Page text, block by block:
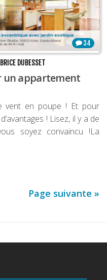
34
DUBESSET
un appartement
vent en poupe ! Et pour
! Lisez, il y a de
soyez convaincu !La
Page suivante »